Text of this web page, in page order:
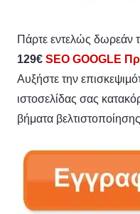
Πάρτε εντελώς δωρεάν
129€ SEO GOOGLE
Αυξήστε την
ιστοσελίδας σας
βήματα